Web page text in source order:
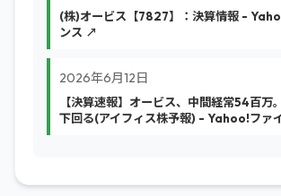
(株)オービス【7827】：決算情報 -
ンス ↗
2026年6月12日
【決算速報】オービス、中間経常54百万
下回る(アイフィス株予報) - Yahoo!ファ